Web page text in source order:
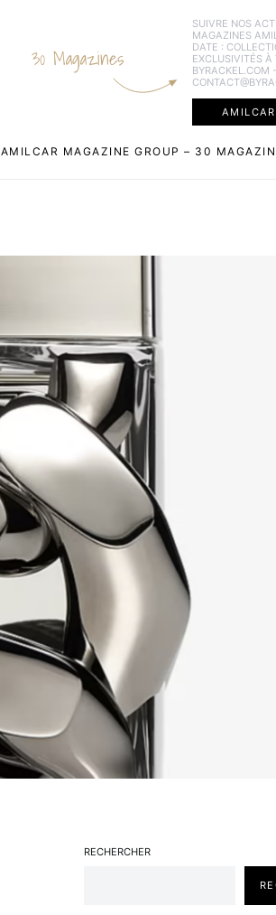
30 Magazines
SUIVRE NOS
MAGAZINES
DATE :
EXCLUSIVITÉS À
BYRACKEL.COM -
AMILCAR MAGAZINE GROUP – 30
RECHERCHER